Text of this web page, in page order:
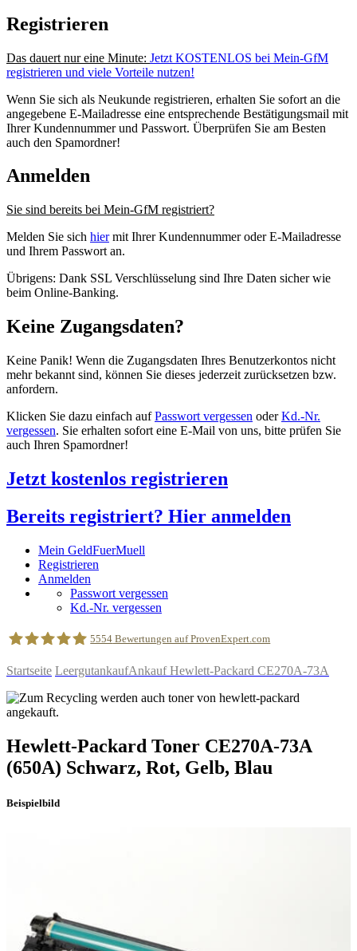
Registrieren
Das dauert nur eine Minute: Jetzt KOSTENLOS bei Mein-GfM
registrieren und viele Vorteile nutzen!
Wenn Sie sich als Neukunde registrieren, erhalten Sie sofort an die
angegebene E-Mailadresse eine entsprechende Bestätigungsmail mit
Ihrer Kundennummer und Passwort. Überprüfen Sie am Besten
auch den Spamordner!
Anmelden
Sie sind bereits bei Mein-GfM registriert?
Melden Sie sich hiermit Ihrer Kundennummer oder E-Mailadresse
und Ihrem Passwort an.
Übrigens: Dank SSL Verschlüsselung sind Ihre Daten sicher wie
beim Online-Banking.
Keine Zugangsdaten?
Keine Panik! Wenn die Zugangsdaten Ihres Benutzerkontos nicht
mehr bekannt sind, können Sie dieses jederzeit zurücksetzen bzw.
anfordern.
Klicken Sie dazu einfach aufPasswort vergessen oderKd.-Nr.
vergessen. Sie erhalten sofort eine E-Mail von uns, bitte prüfen Sie
auch Ihren Spamordner!
Jetzt kostenlos registrieren
Bereits registriert? Hier anmelden
Mein GeldFuerMuell
Registrieren
Anmelden
Passwort vergessen
Kd.-Nr. vergessen
5554 Bewertungen auf ProvenExpert.com
Startseite LeergutankaufAnkauf Hewlett-Packard CE270A-73A
Hewlett-Packard Toner CE270A-73A
(650A) Schwarz, Rot, Gelb, Blau
Beispielbild